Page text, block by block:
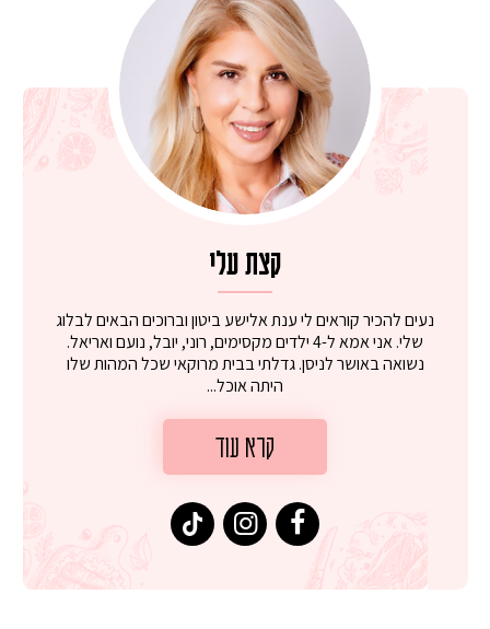
קצת עלי
נעים להכיר קוראים לי ענת אלישע ביטון וברוכים הבאים לבלוג
שלי. אני אמא ל-4 ילדים מקסימים, רוני, יובל, נועם ואריאל.
נשואה באושר לניסן. גדלתי בבית מרוקאי שכל המהות שלו
היתה אוכל...
קרא עוד